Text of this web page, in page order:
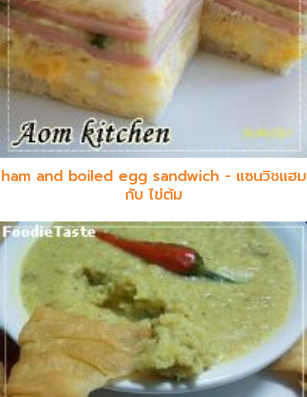
ham and boiled egg sandwich - แซนวิชแฮม
กับ ไข่ต้ม